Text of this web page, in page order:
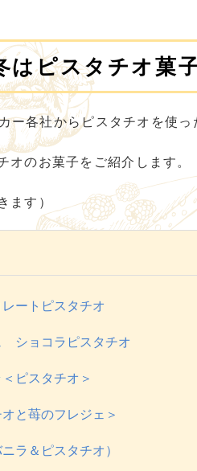
ピスタチオ菓子
各社からピスタチオを使っ
のお菓子をご紹介します。
ます）
ートピスタチオ
ショコラピスタチオ
ピスタチオ＞
と苺のフレジェ＞
ラ＆ピスタチオ）